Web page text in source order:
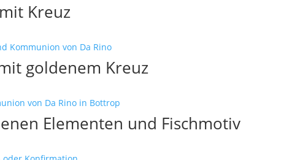
Kreuz
goldenem Kreuz
Elementen und Fischmotiv